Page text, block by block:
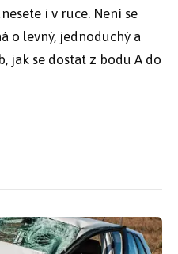
i v ruce. Není se
o levný, jednoduchý a
jak se dostat z bodu A do